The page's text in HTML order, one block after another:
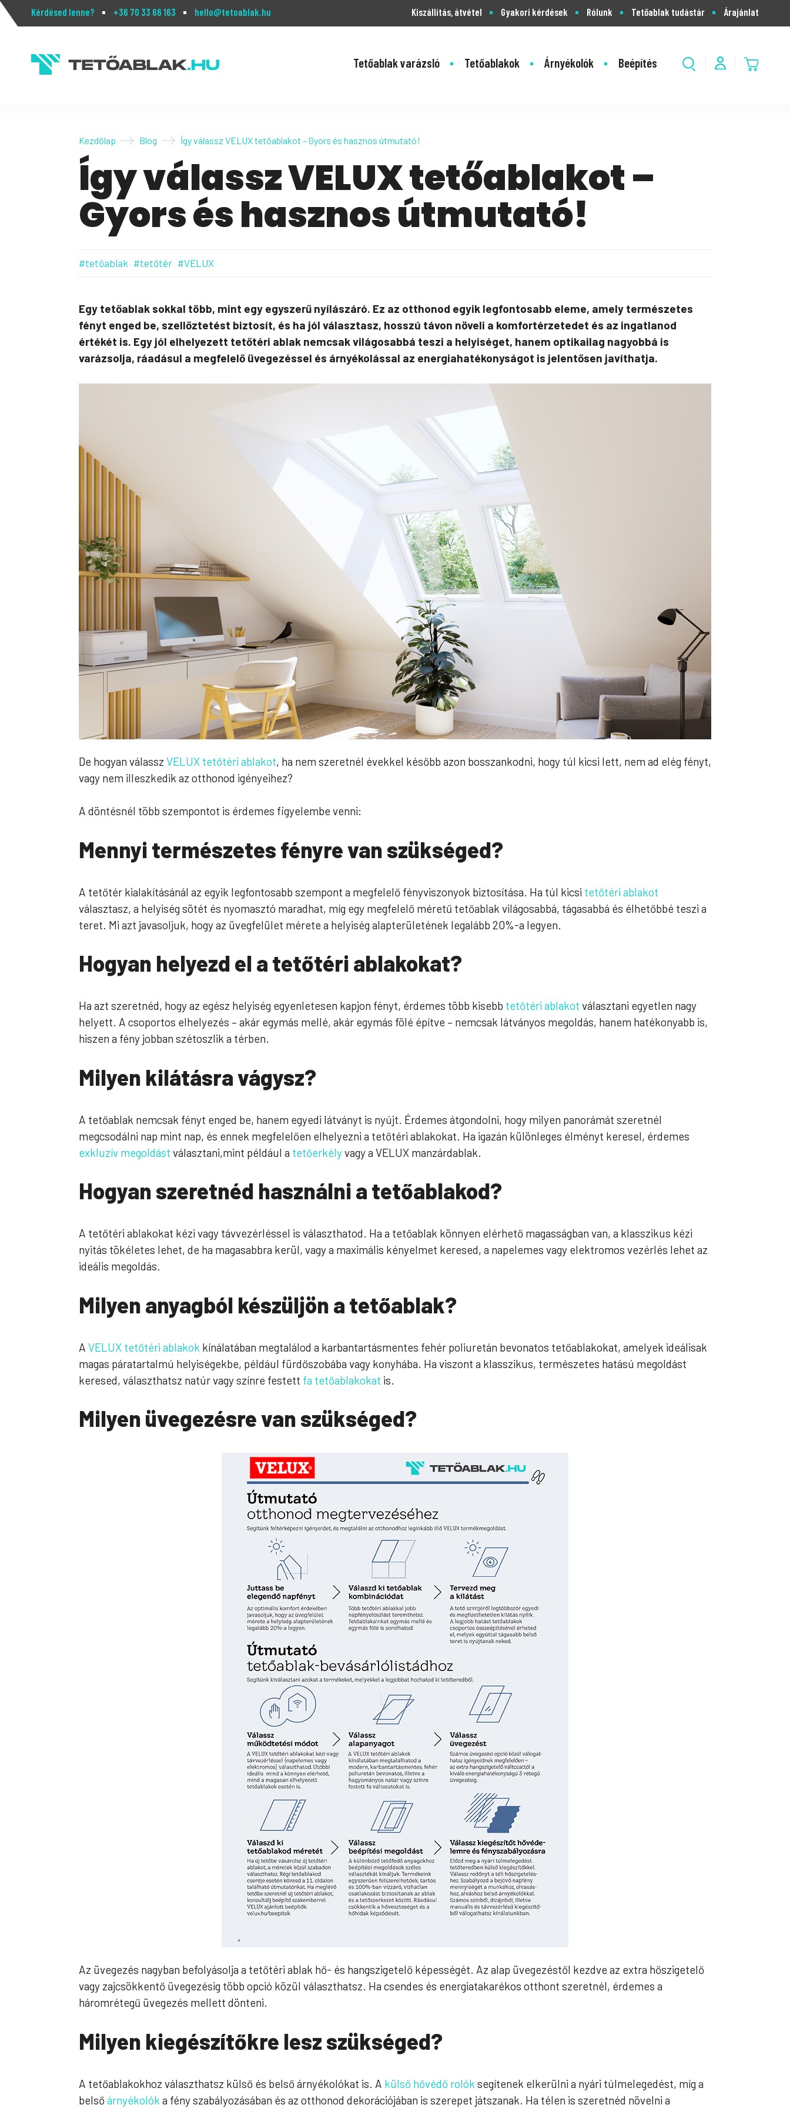
Kérdésed lenne? +36 70 33 66 163 hello@tetoablak.hu Kiszállítás, átvétel Gyakori kérdések Rólunk Tetőablak tudástár Árajánlat
Tetőablak varázsló Tetőablakok Árnyékolók Beépítés
Kezdőlap Blog Így válassz VELUX tetőablakot – Gyors és hasznos útmutató!
Így válassz VELUX tetőablakot –
Gyors és hasznos útmutató!
#tetőablak #tetőtér #VELUX
Egy tetőablak sokkal több, mint egy egyszerű nyílászáró. Ez az otthonod egyik legfontosabb eleme, amely természetes
fényt enged be, szellőztetést biztosít, és ha jól választasz, hosszú távon növeli a komfortérzetedet és az ingatlanod
értékét is. Egy jól elhelyezett tetőtéri ablak nemcsak világosabbá teszi a helyiséget, hanem optikailag nagyobbá is
varázsolja, ráadásul a megfelelő üvegezéssel és árnyékolással az energiahatékonyságot is jelentősen javíthatja.
De hogyan válassz VELUX tetőtéri ablakot, ha nem szeretnél évekkel később azon bosszankodni, hogy túl kicsi lett, nem ad elég fényt,
vagy nem illeszkedik az otthonod igényeihez?
A döntésnél több szempontot is érdemes figyelembe venni:
Mennyi természetes fényre van szükséged?
A tetőtér kialakításánál az egyik legfontosabb szempont a megfelelő fényviszonyok biztosítása. Ha túl kicsi tetőtéri ablakot
választasz, a helyiség sötét és nyomasztó maradhat, míg egy megfelelő méretű tetőablak világosabbá, tágasabbá és élhetőbbé teszi a
teret. Mi azt javasoljuk, hogy az üvegfelület mérete a helyiség alapterületének legalább 20%-a legyen.
Hogyan helyezd el a tetőtéri ablakokat?
Ha azt szeretnéd, hogy az egész helyiség egyenletesen kapjon fényt, érdemes több kisebb tetőtéri ablakot választani egyetlen nagy
helyett. A csoportos elhelyezés – akár egymás mellé, akár egymás fölé építve – nemcsak látványos megoldás, hanem hatékonyabb is,
hiszen a fény jobban szétoszlik a térben.
Milyen kilátásra vágysz?
A tetőablak nemcsak fényt enged be, hanem egyedi látványt is nyújt. Érdemes átgondolni, hogy milyen panorámát szeretnél
megcsodálni nap mint nap, és ennek megfelelően elhelyezni a tetőtéri ablakokat. Ha igazán különleges élményt keresel, érdemes
exkluzív megoldást választani,mint például a tetőerkélyvagy a VELUX manzárdablak.
Hogyan szeretnéd használni a tetőablakod?
A tetőtéri ablakokat kézi vagy távvezérléssel is választhatod. Ha a tetőablak könnyen elérhető magasságban van, a klasszikus kézi
nyitás tökéletes lehet, de ha magasabbra kerül, vagy a maximális kényelmet keresed, a napelemes vagy elektromos vezérlés lehet az
ideális megoldás.
Milyen anyagból készüljön a tetőablak?
A VELUX tetőtéri ablakok kínálatában megtalálod a karbantartásmentes fehér poliuretán bevonatos tetőablakokat, amelyek ideálisak
magas páratartalmú helyiségekbe, például fürdőszobába vagy konyhába. Ha viszont a klasszikus, természetes hatású megoldást
keresed, választhatsz natúr vagy színre festett fa tetőablakokat is.
Milyen üvegezésre van szükséged?
Az üvegezés nagyban befolyásolja a tetőtéri ablak hő- és hangszigetelő képességét. Az alap üvegezéstől kezdve az extra hőszigetelő
vagy zajcsökkentő üvegezésig több opció közül választhatsz. Ha csendes és energiatakarékos otthont szeretnél, érdemes a
háromrétegű üvegezés mellett dönteni.
Milyen kiegészítőkre lesz szükséged?
A tetőablakokhoz választhatsz külső és belső árnyékolókat is. A külső hővédő rolók segítenek elkerülni a nyári túlmelegedést, míg a
belsőárnyékolók a fény szabályozásában és az otthonod dekorációjában is szerepet játszanak. Ha télen is szeretnéd növelni a